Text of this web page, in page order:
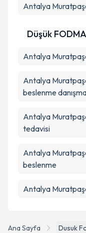
Ana Sayfa Dusuk
Antalya
Düşük
Antalya
Antalya
beslenme
Antalya
tedavisi
Antalya
beslenme
Antalya